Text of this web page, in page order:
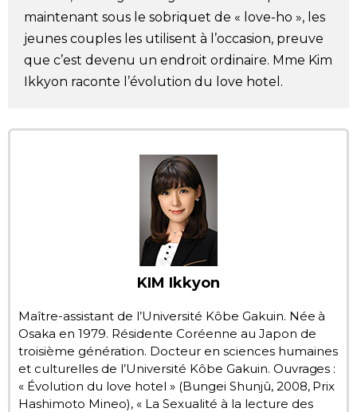
Gastronomie
Le japonais
En plus
Chroniques
Images
Vidéos
official SNS
maintenant sous le sobriquet de « love-ho », les
jeunes couples les utilisent à l’occasion, preuve
que c’est devenu un endroit ordinaire. Mme Kim
Ikkyon raconte l’évolution du love hotel.
KIM Ikkyon
Maître-assistant de l’Université Kôbe Gakuin. Née à
Osaka en 1979. Résidente Coréenne au Japon de
troisième génération. Docteur en sciences humaines
et culturelles de l’Université Kôbe Gakuin. Ouvrages :
« Évolution du love hotel » (Bungei Shunjû, 2008, Prix
Hashimoto Mineo), « La Sexualité à la lecture des